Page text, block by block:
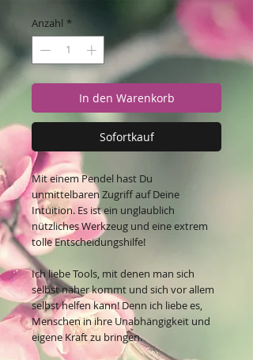
Anzahl *
In den Warenkorb
Sofortkauf
Mit einem Pendel hast Du
unmittelbaren Zugriff auf Deine
Intuition. Es ist ein unglaublich
nützliches Werkzeug und eine extrem
tolle Entscheidungshilfe!
Ich liebe Tools, mit denen man sich
selbst näher kommt und sich vor allem
selbst helfen kann! Denn ich liebe es,
Menschen in ihre Unabhängigkeit und
eigene Kraft zu bringen.